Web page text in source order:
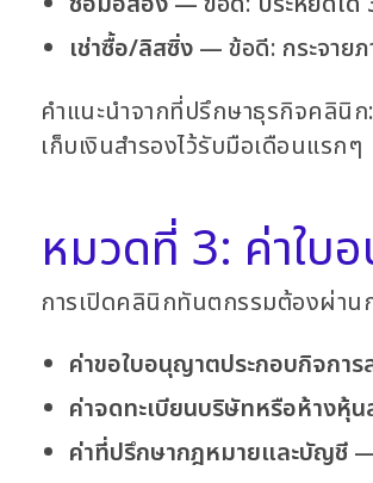
เช่าซื้อ/ลิสซิ่ง — ข้อดี: กระจายภ
คำแนะนำจากที่ปรึกษาธุรกิจคลินิ
เก็บเงินสำรองไว้รับมือเดือนแรกๆ
หมวดที่ 3: ค่าใบ
การเปิดคลินิกทันตกรรมต้องผ่า
ค่าขอใบอนุญาตประกอบกิจการ
ค่าจดทะเบียนบริษัทหรือห้างหุ้น
ค่าที่ปรึกษากฎหมายและบัญชี